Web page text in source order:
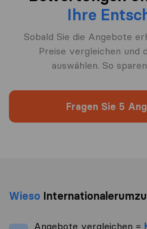
Ihre
Sobald Sie die Angebote
Preise vergleichen und
auswählen. So
Fragen Sie 5
Wieso
Angebote vergleichen =